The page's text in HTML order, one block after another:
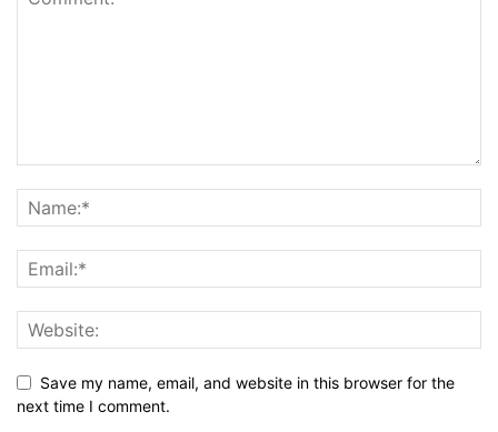
Save my name, email, and website in this browser for the
next time I comment.